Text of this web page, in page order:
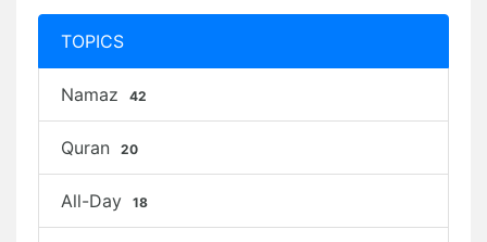
TOPICS
Namaz 42
Quran 20
All-Day 18